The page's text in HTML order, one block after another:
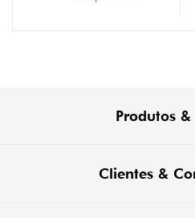
Produtos &
Clientes &